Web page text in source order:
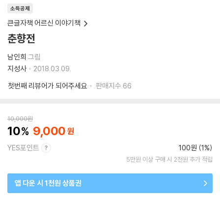
소득공제
큰글자책 어르신 이야기책
춘향전
남인희 그림
지성사
2018.03.09.
첫번째 리뷰어가 되어주세요
판매지수 66
10,000원
10 9,000
YES포인트 100원 (1%)
5만원 이상 구매 시 2천원 추가 적립
앱 다운 시 1천원 상품권